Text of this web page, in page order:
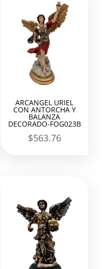
ARCANGEL URIEL
CON ANTORCHA Y
BALANZA
DECORADO-FOG023B
$563.76